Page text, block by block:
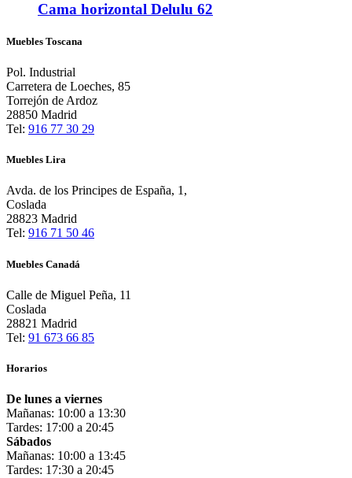
Cama horizontal Delulu 62
Muebles Toscana
Pol. Industrial
Carretera de Loeches, 85
Torrejón de Ardoz
28850 Madrid
Tel: 916 77 30 29
Muebles Lira
Avda. de los Principes de España, 1,
Coslada
28823 Madrid
Tel: 916 71 50 46
Muebles Canadá
Calle de Miguel Peña, 11
Coslada
28821 Madrid
Tel: 91 673 66 85
Horarios
De lunes a viernes
Mañanas: 10:00 a 13:30
Tardes: 17:00 a 20:45
Sábados
Mañanas: 10:00 a 13:45
Tardes: 17:30 a 20:45